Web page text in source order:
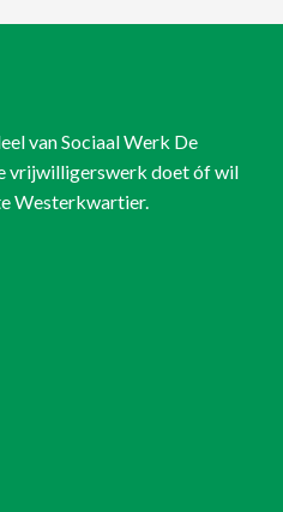
vanSociaal Werk De
vrijwilligerswerk doet óf wil
Westerkwartier.